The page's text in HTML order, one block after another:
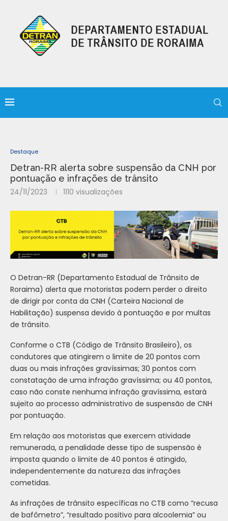
Destaque
Detran-RR alerta sobre suspensão da CNH por
pontuação e infrações de trânsito
24/11/2023 1110 visualizações
O Detran-RR (Departamento Estadual de Trânsito de
Roraima) alerta que motoristas podem perder o direito
de dirigir por conta da CNH (Carteira Nacional de
Habilitação) suspensa devido à pontuação e por multas
de trânsito.
Conforme o CTB (Código de Trânsito Brasileiro), os
condutores que atingirem o limite de 20 pontos com
duas ou mais infrações gravíssimas; 30 pontos com
constatação de uma infração gravíssima; ou 40 pontos,
caso não conste nenhuma infração gravíssima, estará
sujeito ao processo administrativo de suspensão de CNH
por pontuação.
Em relação aos motoristas que exercem atividade
remunerada, a penalidade desse tipo de suspensão é
imposta quando o limite de 40 pontos é atingido,
independentemente da natureza das infrações
cometidas.
As infrações de trânsito específicas no CTB como “recusa
de bafômetro”, “resultado positivo para alcoolemia” ou